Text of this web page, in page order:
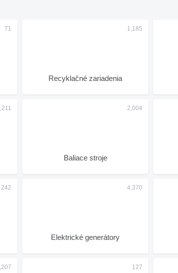
Recyklačné zariadenia
Baliace stroje
Elektrické generátory